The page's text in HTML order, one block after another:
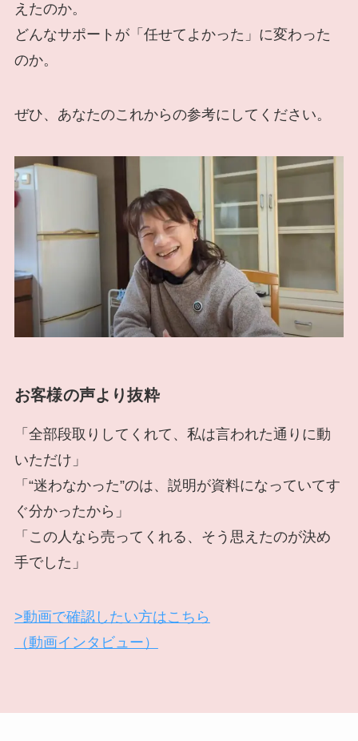
えたのか。
どんなサポートが「任せてよかった」に変わった
のか。
ぜひ、あなたのこれからの参考にしてください。
お客様の声より抜粋
「全部段取りしてくれて、私は言われた通りに動
いただけ」
「“迷わなかった”のは、説明が資料になっていてす
ぐ分かったから」
「この人なら売ってくれる、そう思えたのが決め
手でした」
>動画で確認したい方はこちら
（動画インタビュー）